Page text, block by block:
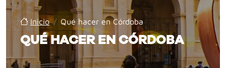
Inicio / Qué hacer en Córdoba
QUÉ HACER EN CÓRDOBA